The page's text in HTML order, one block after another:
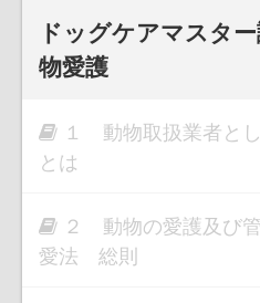
ドッグケアマス
物愛護
１ 動物取扱業者と
とは
２ 動物の愛護及び
愛法 総則